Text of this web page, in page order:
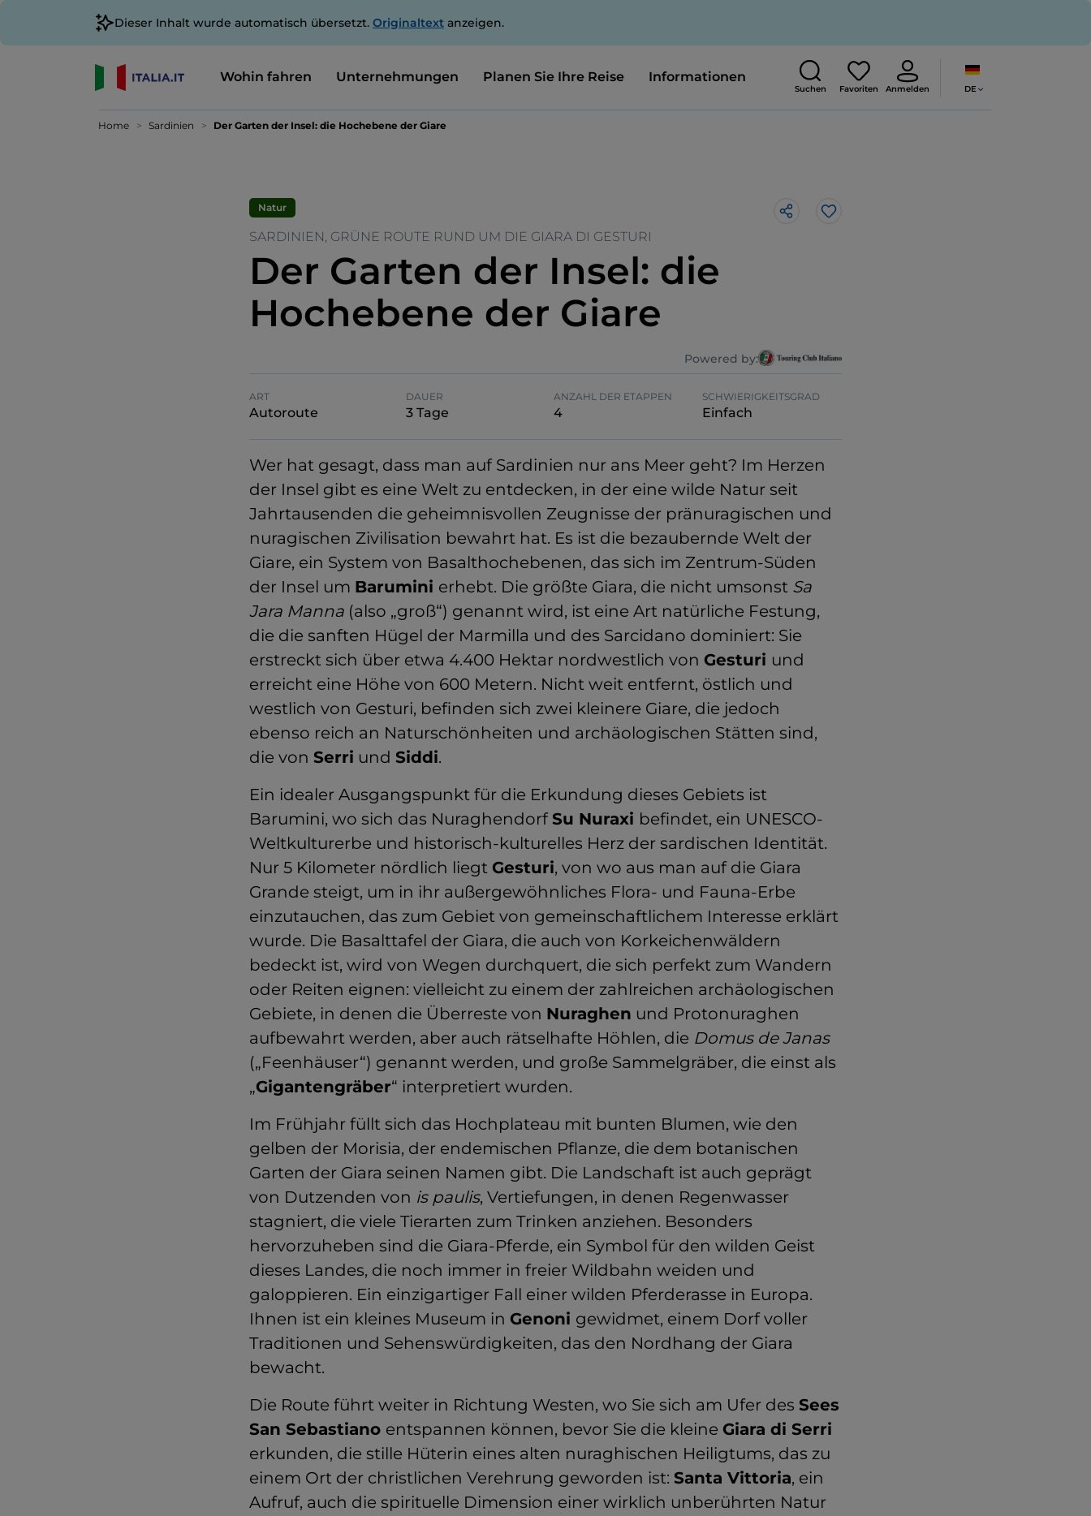
Dieser Inhalt wurde automatisch übersetzt. Originaltext anzeigen.
Wohin fahren Unternehmungen Planen Sie Ihre Reise Informationen
Suchen Favoriten Anmelden DE
Home Sardinien Der Garten der Insel: die Hochebene der Giare
Natur
SARDINIEN, GRÜNE ROUTE RUND UM DIE GIARA DI GESTURI
Der Garten der Insel: die
Hochebene der Giare
Powered by:
ART
Autoroute
DAUER
3 Tage
ANZAHL DER ETAPPEN
4
SCHWIERIGKEITSGRAD
Einfach
Wer hat gesagt, dass man auf Sardinien nur ans Meer geht? Im Herzen
der Insel gibt es eine Welt zu entdecken, in der eine wilde Natur seit
Jahrtausenden die geheimnisvollen Zeugnisse der pränuragischen und
nuragischen Zivilisation bewahrt hat. Es ist die bezaubernde Welt der
Giare, ein System von Basalthochebenen, das sich im Zentrum-Süden
der Insel um Barumini erhebt. Die größte Giara, die nicht umsonst Sa
Jara Manna (also „groß“) genannt wird, ist eine Art natürliche Festung,
die die sanften Hügel der Marmilla und des Sarcidano dominiert: Sie
erstreckt sich über etwa 4.400 Hektar nordwestlich von Gesturi und
erreicht eine Höhe von 600 Metern. Nicht weit entfernt, östlich und
westlich von Gesturi, befinden sich zwei kleinere Giare, die jedoch
ebenso reich an Naturschönheiten und archäologischen Stätten sind,
die von Serri und Siddi.
Ein idealer Ausgangspunkt für die Erkundung dieses Gebiets ist
Barumini, wo sich das NuraghendorfSu Nuraxi befindet, ein UNESCO-
Weltkulturerbe und historisch-kulturelles Herz der sardischen Identität.
Nur 5 Kilometer nördlich liegt Gesturi, von wo aus man auf die Giara
Grande steigt, um in ihr außergewöhnliches Flora- und Fauna-Erbe
einzutauchen, das zum Gebiet von gemeinschaftlichem Interesse erklärt
wurde. Die Basalttafel der Giara, die auch von Korkeichenwäldern
bedeckt ist, wird von Wegen durchquert, die sich perfekt zum Wandern
oder Reiten eignen: vielleicht zu einem der zahlreichen archäologischen
Gebiete, in denen die Überreste von Nuraghen und Protonuraghen
aufbewahrt werden, aber auch rätselhafte Höhlen, die Domus de Janas
(„Feenhäuser“) genannt werden, und große Sammelgräber, die einst als
„Gigantengräber“ interpretiert wurden.
Im Frühjahr füllt sich das Hochplateau mit bunten Blumen, wie den
gelben der Morisia, der endemischen Pflanze, die dem botanischen
Garten der Giara seinen Namen gibt. Die Landschaft ist auch geprägt
von Dutzenden von is paulis, Vertiefungen, in denen Regenwasser
stagniert, die viele Tierarten zum Trinken anziehen. Besonders
hervorzuheben sind die Giara-Pferde, ein Symbol für den wilden Geist
dieses Landes, die noch immer in freier Wildbahn weiden und
galoppieren. Ein einzigartiger Fall einer wilden Pferderasse in Europa.
Ihnen ist ein kleines Museum in Genoni gewidmet, einem Dorf voller
Traditionen und Sehenswürdigkeiten, das den Nordhang der Giara
bewacht.
Die Route führt weiter in Richtung Westen, wo Sie sich am Ufer des Sees
San Sebastiano entspannen können, bevor Sie die kleine Giara di Serri
erkunden, die stille Hüterin eines alten nuraghischen Heiligtums, das zu
einem Ort der christlichen Verehrung geworden ist: Santa Vittoria, ein
Aufruf, auch die spirituelle Dimension einer wirklich unberührten Natur
Like